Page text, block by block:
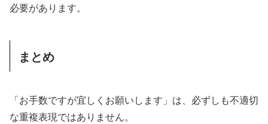
必要があります。
まとめ
「お手数ですが宜しくお願いします」は、必ずしも不適切
な重複表現ではありません。